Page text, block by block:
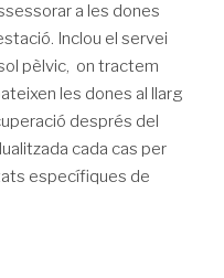
a les dones
Inclou el servei
pèlvic, on tractem
les dones al llarg
després del
cada cas per
específiques de